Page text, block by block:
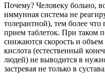
Почему? Человеку больно,
иммунная система не
толерантной), тем более
прием таблеток. При таком
снижаются скорость и объем
кислота (естественный
людей) не выводится в
застревая не только в